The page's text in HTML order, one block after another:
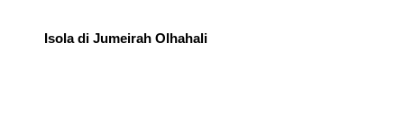
Isola di Jumeirah Olhahali